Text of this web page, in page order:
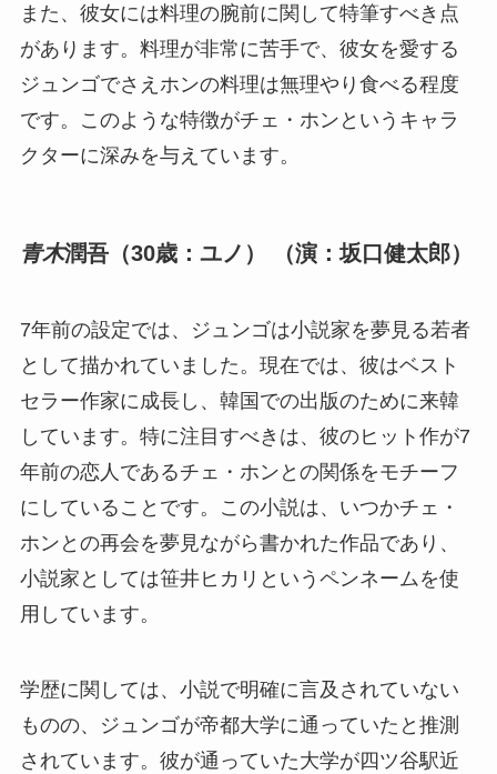
また、彼女には料理の腕前に関して特筆すべき点
があります。料理が非常に苦手で、彼女を愛する
ジュンゴでさえホンの料理は無理やり食べる程度
です。このような特徴がチェ・ホンというキャラ
クターに深みを与えています。
青木潤吾（30歳：ユノ） （演：坂口健太郎）
7年前の設定では、ジュンゴは小説家を夢見る若者
として描かれていました。現在では、彼はベスト
セラー作家に成長し、韓国での出版のために来韓
しています。特に注目すべきは、彼のヒット作が7
年前の恋人であるチェ・ホンとの関係をモチーフ
にしていることです。この小説は、いつかチェ・
ホンとの再会を夢見ながら書かれた作品であり、
小説家としては笹井ヒカリというペンネームを使
用しています。
学歴に関しては、小説で明確に言及されていない
ものの、ジュンゴが帝都大学に通っていたと推測
されています。彼が通っていた大学が四ツ谷駅近